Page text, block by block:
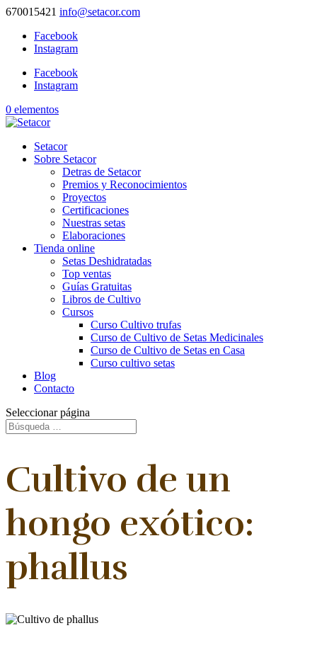
670015421 info@setacor.com
Facebook
Instagram
Facebook
Instagram
0 elementos
Setacor
Sobre Setacor
Detras de Setacor
Premios y Reconocimientos
Proyectos
Certificaciones
Nuestras setas
Elaboraciones
Tienda online
Setas Deshidratadas
Top ventas
Guías Gratuitas
Libros de Cultivo
Cursos
Curso Cultivo trufas
Curso de Cultivo de Setas Medicinales
Curso de Cultivo de Setas en Casa
Curso cultivo setas
Blog
Contacto
Seleccionar página
Cultivo de un
hongo exótico:
phallus